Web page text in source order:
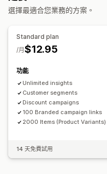
選擇最適合您業務的方案。
Standard plan
$12.95
/月
功能
Unlimited insights
Customer segments
Discount campaigns
100 Branded campaign links
2000 Items (Product
14 天免費試用